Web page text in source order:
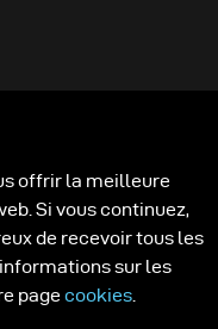
offrir la meilleure
Si vous continuez,
de recevoir tous les
sur les
page cookies